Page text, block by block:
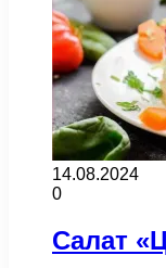
14.08.2024
0
Салат